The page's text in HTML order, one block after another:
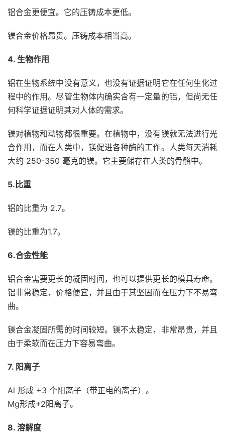
铝合金更便宜。 它的压铸成本更低。
镁合金价格昂贵。压铸成本相当高。
4. 生物作用
铝在生物系统中没有意义，也没有证据证明它在任何生化过
程中的作用。尽管生物体内确实含有一定量的铝，但尚无任
何科学证据证明其对人体的需求。
镁对植物和动物都很重要。在植物中，没有镁就无法进行光
合作用，而在人类中，镁促进各种酶的工作。人类每天消耗
大约 250-350 毫克的镁。它主要储存在人类的骨骼中。
5.比重
铝的比重为 2.7。
镁的比重为1.7。
6.合金性能
铝合金需要更长的凝固时间，也可以提供更长的模具寿命。
铝非常稳定，价格便宜，并且由于其坚固而在压力下不易弯
曲。
镁合金凝固所需的时间较短。镁不太稳定，非常昂贵，并且
由于柔软而在压力下容易弯曲。
7. 阳离子
Al 形成 +3 个阳离子（带正电的离子）。
Mg形成+2阳离子。
8. 溶解度